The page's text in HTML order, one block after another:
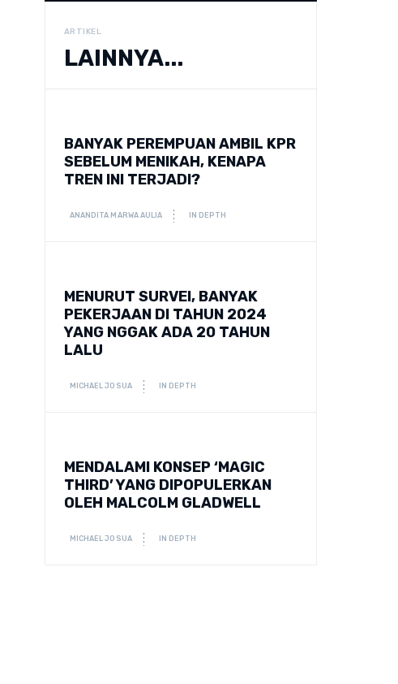
ARTIKEL
LAINNYA...
BANYAK PEREMPUAN AMBIL KPR
SEBELUM MENIKAH, KENAPA
TREN INI TERJADI?
ANANDITA MARWA AULIA IN DEPTH
MENURUT SURVEI, BANYAK
PEKERJAAN DI TAHUN 2024
YANG NGGAK ADA 20 TAHUN
LALU
MICHAEL JOSUA IN DEPTH
MENDALAMI KONSEP ‘MAGIC
THIRD’ YANG DIPOPULERKAN
OLEH MALCOLM GLADWELL
MICHAEL JOSUA IN DEPTH